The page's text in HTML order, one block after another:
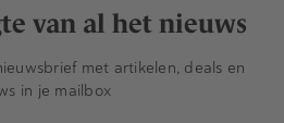
van al het nieuws
met artikelen, deals en
in je mailbox